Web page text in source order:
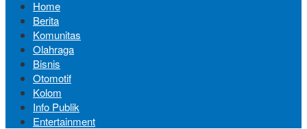
Home
Berita
Komunitas
Olahraga
Bisnis
Otomotif
Kolom
Info Publik
Entertainment